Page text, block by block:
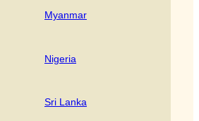
Myanmar
Nigeria
Sri Lanka